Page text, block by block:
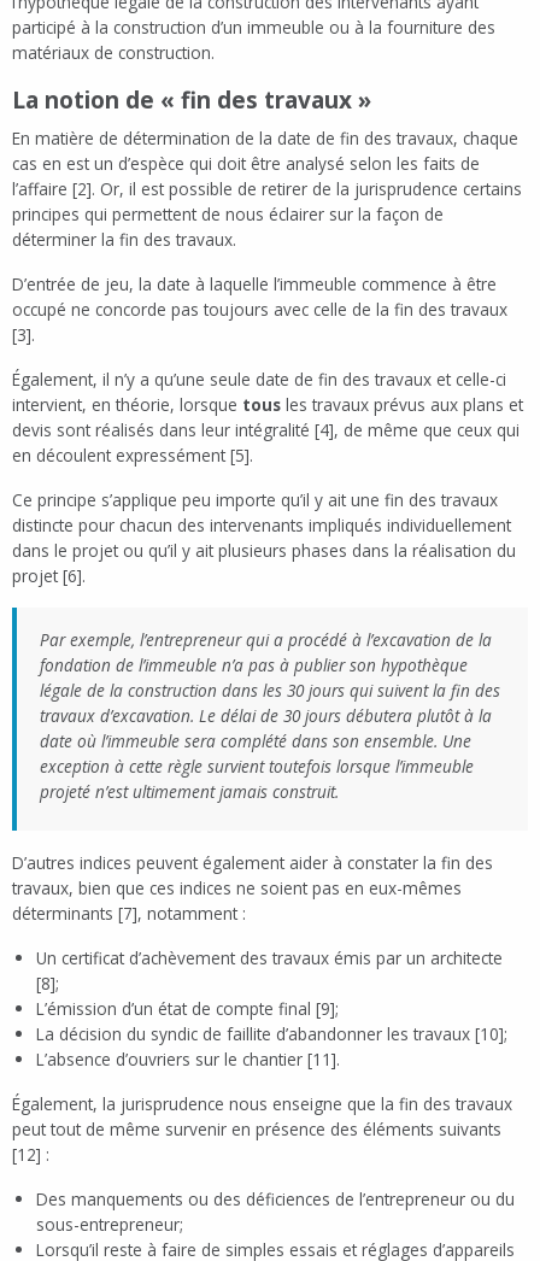
participé à la construction d’un immeuble ou à la fourniture des
matériaux de construction.
La notion de « fin des travaux »
En matière de détermination de la date de fin des travaux, chaque
cas en est un d’espèce qui doit être analysé selon les faits de
l’affaire [2]. Or, il est possible de retirer de la jurisprudence certains
principes qui permettent de nous éclairer sur la façon de
déterminer la fin des travaux.
D’entrée de jeu, la date à laquelle l’immeuble commence à être
occupé ne concorde pas toujours avec celle de la fin des travaux
[3].
Également, il n’y a qu’une seule date de fin des travaux et celle-ci
intervient, en théorie, lorsque tous les travaux prévus aux plans et
devis sont réalisés dans leur intégralité [4], de même que ceux qui
en découlent expressément [5].
Ce principe s’applique peu importe qu’il y ait une fin des travaux
distincte pour chacun des intervenants impliqués individuellement
dans le projet ou qu’il y ait plusieurs phases dans la réalisation du
projet [6].
Par exemple, l’entrepreneur qui a procédé à l’excavation de la
fondation de l’immeuble n’a pas à publier son hypothèque
légale de la construction dans les 30 jours qui suivent la fin des
travaux d’excavation. Le délai de 30 jours débutera plutôt à la
date où l’immeuble sera complété dans son ensemble. Une
exception à cette règle survient toutefois lorsque l’immeuble
projeté n’est ultimement jamais construit.
D’autres indices peuvent également aider à constater la fin des
travaux, bien que ces indices ne soient pas en eux-mêmes
déterminants [7], notamment :
Un certificat d’achèvement des travaux émis par un architecte
[8];
L’émission d’un état de compte final [9];
La décision du syndic de faillite d’abandonner les travaux [10];
L’absence d’ouvriers sur le chantier [11].
Également, la jurisprudence nous enseigne que la fin des travaux
peut tout de même survenir en présence des éléments suivants
[12] :
Des manquements ou des déficiences de l’entrepreneur ou du
sous-entrepreneur;
Lorsqu’il reste à faire de simples essais et réglages d’appareils